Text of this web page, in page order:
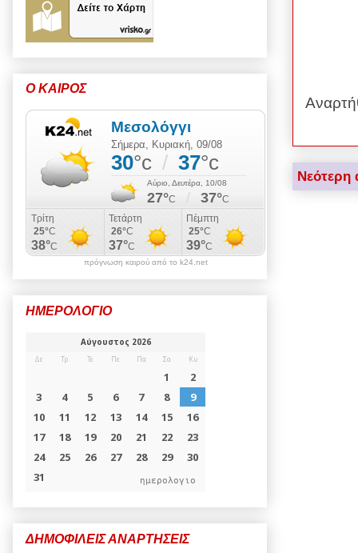
Νεότερη
Ο ΚΑΙΡΟΣ
πρόγνωση καιρού από το k24.net
ΗΜΕΡΟΛΟΓΙΟ
ημερολογιο
ΔΗΜΟΦΙΛΕΙΣ ΑΝΑΡΤΗΣΕΙΣ